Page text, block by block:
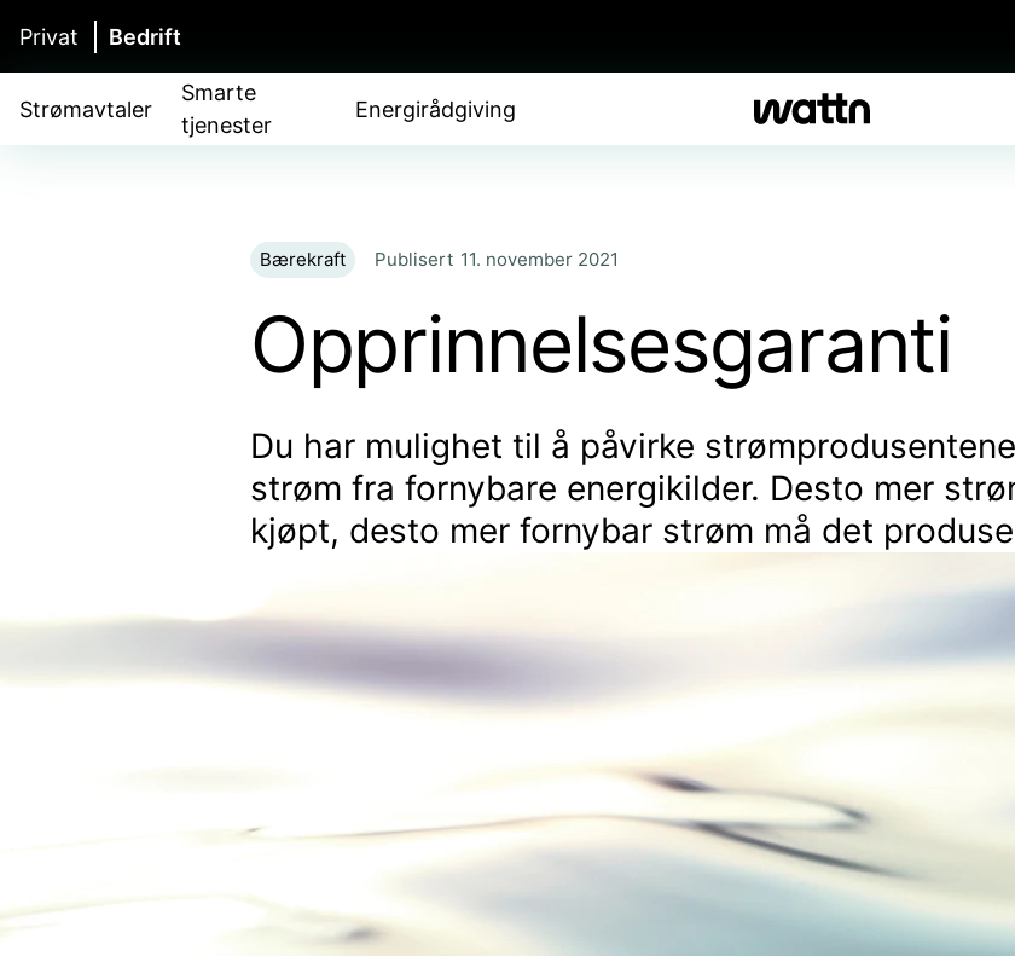
Privat Bedrift
Strømavtaler
Smarte
tjenester
Energirådgiving
Bærekraft Publisert 11. november 2021
Opprinnelsesgaranti
Du har mulighet til å påvirke
strøm fra fornybare energikilder. Desto mer
kjøpt, desto mer fornybar strøm må det